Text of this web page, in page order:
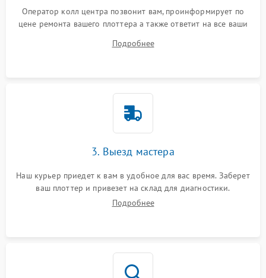
Оператор колл центра позвонит вам, проинформирует по
цене ремонта вашего плоттера а также ответит на все ваши
Подробнее
3. Выезд мастера
Наш курьер приедет к вам в удобное для вас время. Заберет
ваш плоттер и привезет на склад для диагностики.
Подробнее